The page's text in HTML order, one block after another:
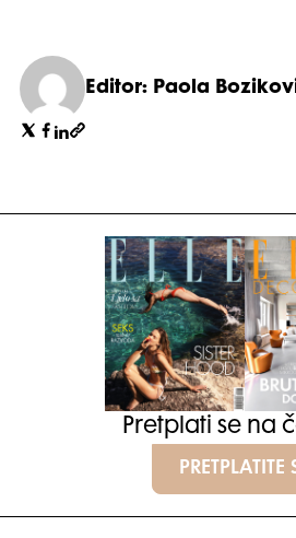
Editor: Paola
Pretplati se na
PRETPLATITE